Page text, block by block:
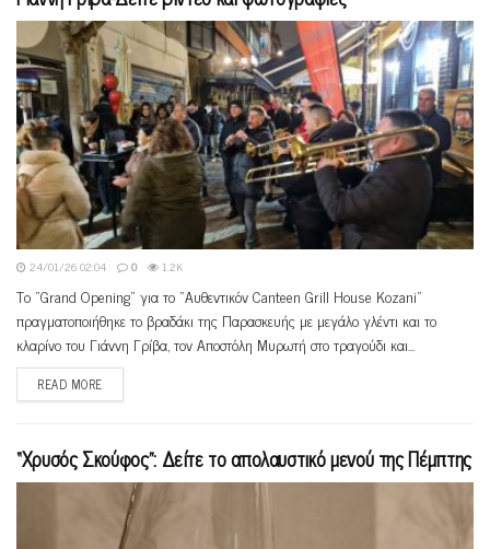
24/01/26 02:04 0 1.2K
Το "Grand Opening" για το "Aυθεντικόν Canteen Grill House Kozani"
πραγματοποιήθηκε το βραδάκι της Παρασκευής με μεγάλο γλέντι και το
κλαρίνο του Γιάννη Γρίβα, τον Αποστόλη Μυρωτή στο τραγούδι και...
READ MORE
“Xρυσός Σκούφος”: Δείτε το απολαυστικό μενού της Πέμπτης